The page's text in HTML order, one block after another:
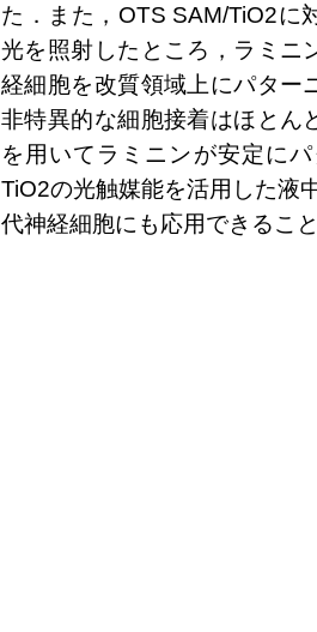
た．また，OTS SAM/TiO2に
光を照射したところ，ラミニ
経細胞を改質領域上にパター
非特異的な細胞接着はほとん
を用いてラミニンが安定に
TiO2の光触媒能を活用した液
代神経細胞にも応用できるこ